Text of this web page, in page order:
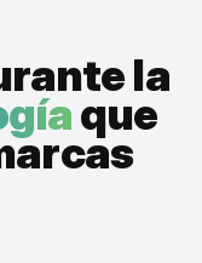
la
que